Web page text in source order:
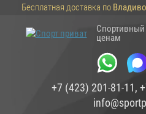
Бесплатная доставка по
ценам
+7 (423) 201-81-11,